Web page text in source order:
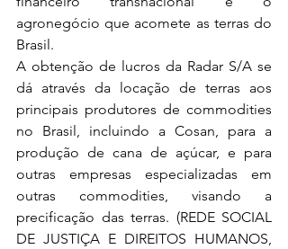
agronegócio que acomete as terras do
Brasil.
A obtenção de lucros da Radar S/A se
dá através da locação de terras aos
principais produtores de commodities
no Brasil, incluindo a Cosan, para a
produção de cana de açúcar, e para
outras empresas especializadas em
outras commodities, visando a
precificação das terras. (REDE SOCIAL
DE JUSTIÇA E DIREITOS HUMANOS,